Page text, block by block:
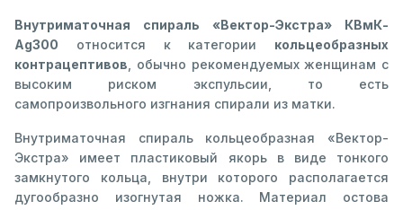
Внутриматочная спираль «Вектор-Экстра» КВмК-
Ag300 относится к категории кольцеобразных
контрацептивов , обычно рекомендуемых женщинам с
высоким риском экспульсии, то есть
самопроизвольного изгнания спирали из матки.
Внутриматочная спираль кольцеобразная «Вектор-
Экстра» имеет пластиковый якорь в виде тонкого
замкнутого кольца, внутри которого располагается
дугообразно изогнутая ножка. Материал остова